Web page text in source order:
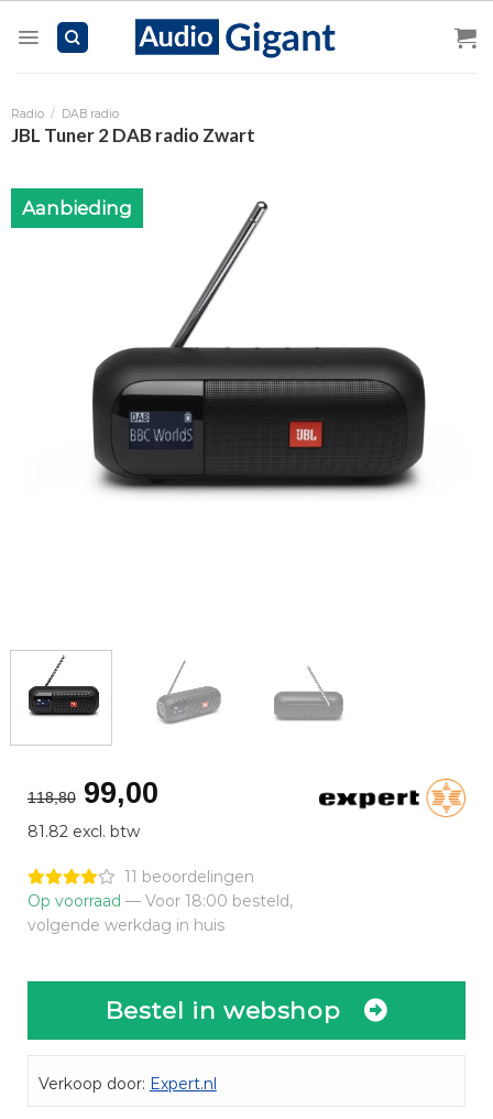
Radio / DAB radio
JBL Tuner 2 DAB radio Zwart
Aanbieding
118,80 Oorspronkelijke
prijs
was:
€118,80.
99,00Huidige
€99,00.
81.82 excl. btw
11 beoordelingen
Op voorraad — Voor 18:00 besteld,
volgende werkdag in huis
Bestel in webshop
Verkoop door: Expert.nl